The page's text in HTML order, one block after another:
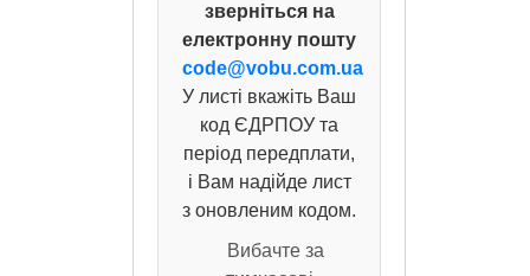
зверніться на
електронну пошту
code@vobu.com.ua
У листі вкажіть Ваш
код ЄДРПОУ та
період передплати,
і Вам надійде лист
з оновленим кодом.
Вибачте за